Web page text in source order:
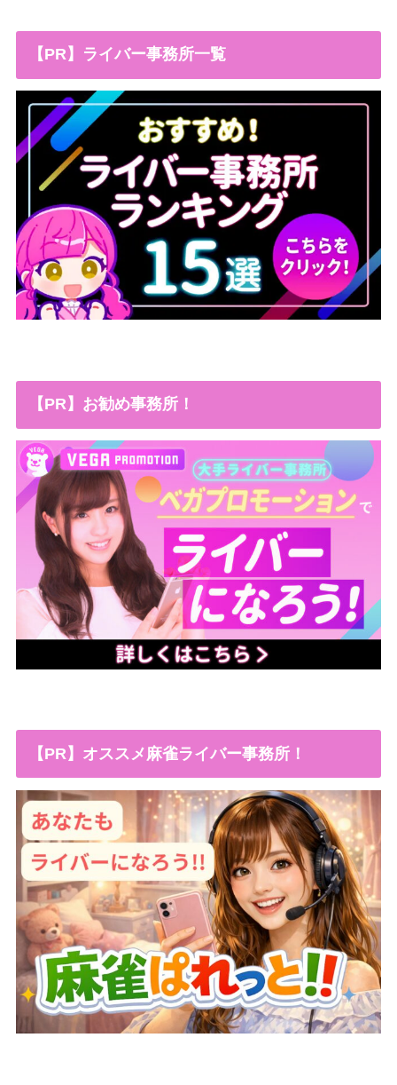
【PR】ライバー事務所一覧
【PR】お勧め事務所！
【PR】オススメ麻雀ライバー事務所！